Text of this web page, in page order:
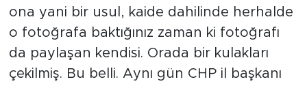
ona yani bir usul, kaide dahilinde herhalde
o fotoğrafa baktığınız zaman ki fotoğrafı
da paylaşan kendisi. Orada bir kulakları
çekilmiş. Bu belli. Aynı gün CHP il başkanı